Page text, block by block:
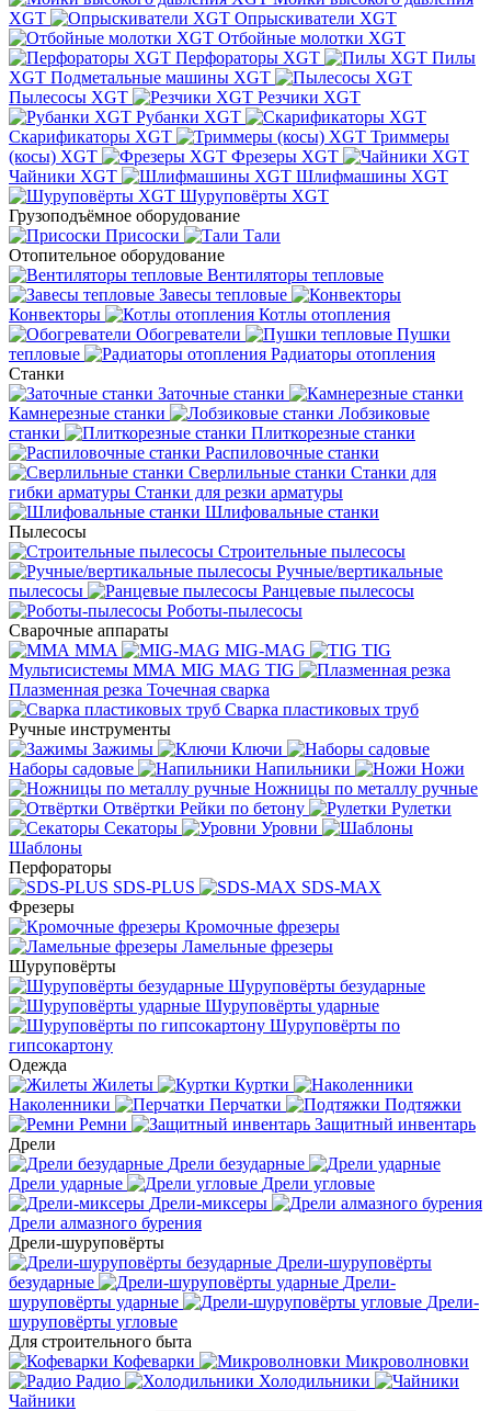
XGT
Опрыскиватели XGT
Отбойные молотки XGT
Перфораторы XGT
Пилы
XGT Подметальные машины XGT
Пылесосы XGT
Резчики XGT
Рубанки XGT
Скарификаторы XGT
Триммеры
(косы) XGT
Фрезеры XGT
Чайники XGT
Шлифмашины XGT
Шуруповёрты XGT
Грузоподъёмное оборудование
Присоски
Тали
Отопительное оборудование
Вентиляторы тепловые
Завесы тепловые
Конвекторы
Котлы отопления
Обогреватели
Пушки
тепловые
Радиаторы отопления
Станки
Заточные станки
Камнерезные станки
Лобзиковые
станки
Плиткорезные станки
Распиловочные станки
Сверлильные станки Станки для
гибки арматуры Станки для резки арматуры
Шлифовальные станки
Пылесосы
Строительные пылесосы
Ручные/вертикальные
пылесосы
Ранцевые пылесосы
Роботы-пылесосы
Сварочные аппараты
MMA
MIG-MAG
TIG
Мультисистемы ММА MIG MAG TIG
Плазменная резка Точечная сварка
Cварка пластиковых труб
Ручные инструменты
Зажимы
Ключи
Наборы садовые
Напильники
Ножи
Ножницы по металлу ручные
Отвёртки Рейки по бетону
Рулетки
Секаторы
Уровни
Шаблоны
Перфораторы
SDS-PLUS
SDS-MAX
Фрезеры
Кромочные фрезеры
Ламельные фрезеры
Шуруповёрты
Шуруповёрты безударные
Шуруповёрты ударные
Шуруповёрты по
гипсокартону
Одежда
Жилеты
Куртки
Наколенники
Перчатки
Подтяжки
Ремни
Защитный инвентарь
Дрели
Дрели безударные
Дрели ударные
Дрели угловые
Дрели-миксеры
Дрели алмазного бурения
Дрели-шуруповёрты
Дрели-шуруповёрты
безударные
Дрели-
шуруповёрты ударные
Дрели-
шуруповёрты угловые
Для строительного быта
Кофеварки
Микроволновки
Радио
Холодильники
Чайники